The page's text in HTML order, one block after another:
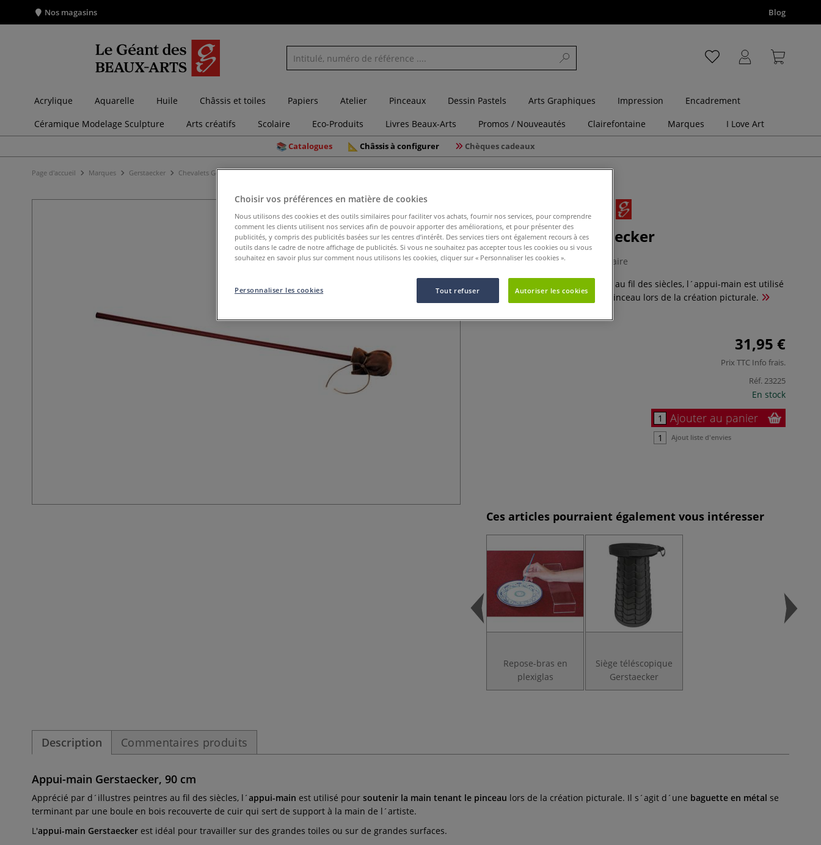
Nos magasins Blog
Acrylique Aquarelle Huile Châssis et toiles Papiers Atelier Pinceaux Dessin Pastels Arts Graphiques Impression
Encadrement
Céramique Modelage Sculpture
Arts créatifs Scolaire Eco-Produits Livres Beaux-Arts Promos / Nouveautés Clairefontaine Marques I Love Art
Catalogues Châssis à configurer Chèques cadeaux
Page d'accueil Marques Gerstaecker Chevalets Gerstaecker Appui-main Gerstaecker
Appui-main Gerstaecker
1 Commentaire
Apprécié par d´illustres peintres au fil des siècles, l´appui-main est utilisé
pour soutenir la main tenant le pinceau lors de la création picturale.
31,95 €
Prix TTC Info frais.
Réf.23225
En stock
Ajouter au panier
Ajout liste d'envies
Ces articles pourraient également vous intéresser
Repose-bras en
plexiglas
Siège téléscopique
Gerstaecker
Description Commentaires produits
Appui-main Gerstaecker, 90 cm
Apprécié par d´illustres peintres au fil des siècles, l´appui-main est utilisé pour soutenir la main tenant le pinceau lors de la création picturale. Il s´agit d´une baguette en métal se
terminant par une boule en bois recouverte de cuir qui sert de support à la main de l´artiste.
L'appui-main Gerstaecker est idéal pour travailler sur des grandes toiles ou sur de grandes surfaces.
Choisir vos préférences en matière de cookies
Nous utilisons des cookies et des outils similaires pour faciliter vos achats, fournir nos services, pour comprendre
comment les clients utilisent nos services afin de pouvoir apporter des améliorations, et pour présenter des
publicités, y compris des publicités basées sur les centres d’intérêt. Des services tiers ont également recours à ces
outils dans le cadre de notre affichage de publicités. Si vous ne souhaitez pas accepter tous les cookies ou si vous
souhaitez en savoir plus sur comment nous utilisons les cookies, cliquer sur « Personnaliser les cookies ».
Tout refuser Autoriser les cookies
Personnaliser les cookies